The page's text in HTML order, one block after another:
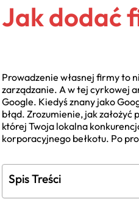
Jak dodać
Prowadzenie własnej firmy to
zarządzanie. A w tej cyrkowej
Google. Kiedyś znany jako
błąd. Zrozumienie, jak
której Twoja lokalna
korporacyjnego bełkotu. Po
Spis Treści